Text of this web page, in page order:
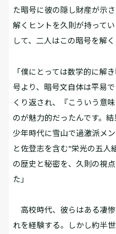
た暗号に彼の隠し財産が示
解くヒントを久則が持って
して、二人はこの暗号を解く
「僕にとっては数学的に解
号より、暗号文自体は平易
くり返され、『こういう意
のが魅力的だったんです。結
少年時代に雪山で過激派メ
と佐登志を含む"栄光の五人
の歴史と秘密を、久則の視
た」
高校時代、彼らはある凄
れを経験する。しかし約半